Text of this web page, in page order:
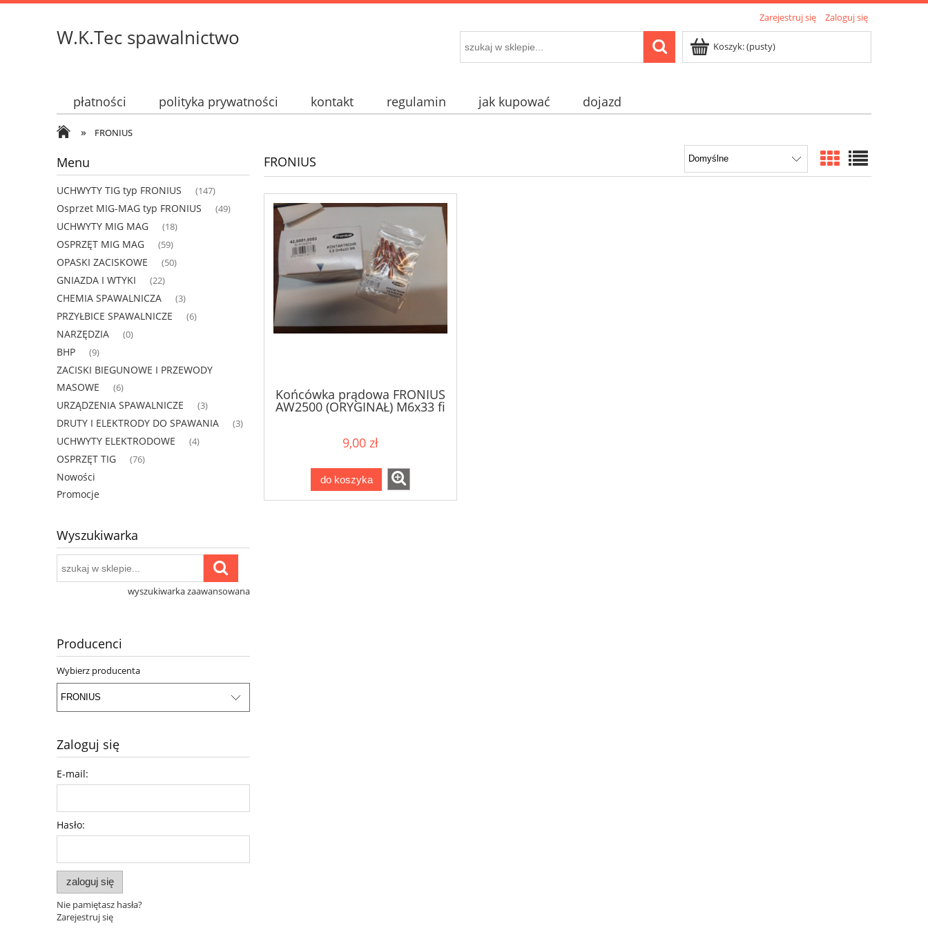
Zarejestruj się Zaloguj się
W.K.Tec spawalnictwo Koszyk:(pusty)
płatności polityka prywatności kontakt regulamin jak kupować dojazd
» FRONIUS
Menu
UCHWYTY TIG typ FRONIUS (147)
Osprzet MIG-MAG typ FRONIUS (49)
UCHWYTY MIG MAG (18)
OSPRZĘT MIG MAG (59)
OPASKI ZACISKOWE (50)
GNIAZDA I WTYKI (22)
CHEMIA SPAWALNICZA (3)
PRZYŁBICE SPAWALNICZE (6)
NARZĘDZIA (0)
BHP (9)
ZACISKI BIEGUNOWE I PRZEWODY
MASOWE
(6)
URZĄDZENIA SPAWALNICZE (3)
DRUTY I ELEKTRODY DO SPAWANIA (3)
UCHWYTY ELEKTRODOWE (4)
OSPRZĘT TIG (76)
Nowości
Promocje
Wyszukiwarka
wyszukiwarka zaawansowana
Producenci
Wybierz producenta
Zaloguj się
E-mail:
Hasło:
zaloguj się
Nie pamiętasz hasła?
Zarejestruj się
FRONIUS
Końcówka prądowa FRONIUS
AW2500 (ORYGINAŁ) M6x33 fi
0,8 42.0001.0052
9,00 zł
do koszyka